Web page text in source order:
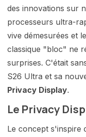
des innovations sur
processeurs ultra-
vive démesurées et
classique "bloc" ne
surprises. C'était
S26 Ultra et sa
Privacy Display.
Le Privacy
Le concept s'inspire